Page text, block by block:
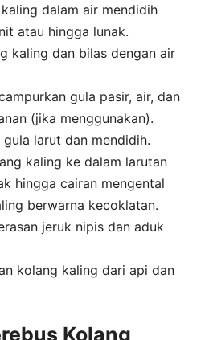
dalam air mendidih
atau hingga lunak.
kaling dan bilas dengan air
gula pasir, air, dan
(jika menggunakan).
gula larut dan mendidih.
kaling ke dalam larutan
hingga cairan mengental
berwarna kecoklatan.
jeruk nipis dan aduk
kolang kaling dari api dan
Kolang